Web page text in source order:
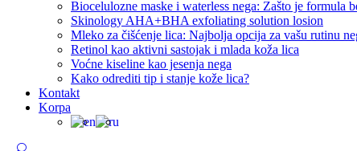
Biocelulozne maske i waterless nega: Zašto je formula
Skinology AHA+BHA exfoliating solution losion
Mleko za čišćenje lica: Najbolja opcija za vašu rutinu
Retinol kao aktivni sastojak i mlada koža lica
Voćne kiseline kao jesenja nega
Kako odrediti tip i stanje kože lica?
Kontakt
Korpa